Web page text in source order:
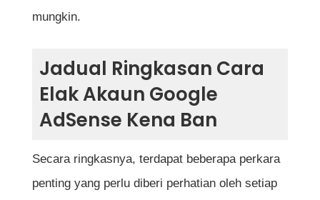
mungkin.
Jadual Ringkasan Cara
Elak Akaun Google
AdSense Kena Ban
Secara ringkasnya, terdapat beberapa perkara
penting yang perlu diberi perhatian oleh setiap